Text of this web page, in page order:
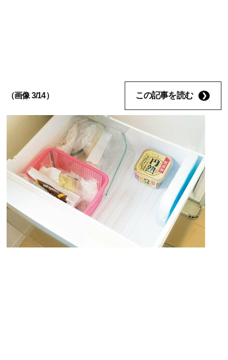
（画像 3/14） この記事を読む